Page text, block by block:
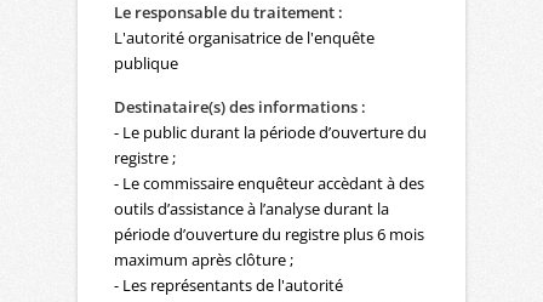
Le responsable du traitement :
L'autorité organisatrice de l'enquête
publique
Destinataire(s) des informations :
- Le public durant la période d’ouverture du
registre ;
- Le commissaire enquêteur accèdant à des
outils d’assistance à l’analyse durant la
période d’ouverture du registre plus 6 mois
maximum après clôture ;
- Les représentants de l'autorité